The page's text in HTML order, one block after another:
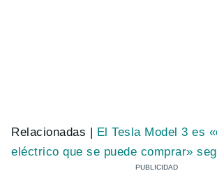
Relacionadas | El Tesla Model 3 es
eléctrico que se puede comprar»